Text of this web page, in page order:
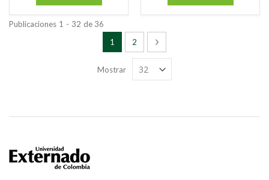
Publicaciones 1 - 32 de 36
Página
Está viendo la página
1 Página
2 Página
Siguiente
Mostrar